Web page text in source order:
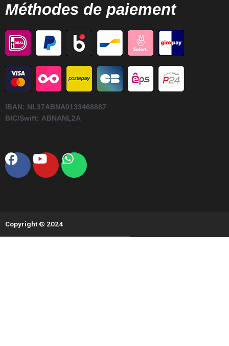
Méthodes de paiement
IBAN: NL37ABNA0133468887
BIC/Swift: ABNANL2A
Facebook
YoutubeWhatsapp
Copyright © 2024